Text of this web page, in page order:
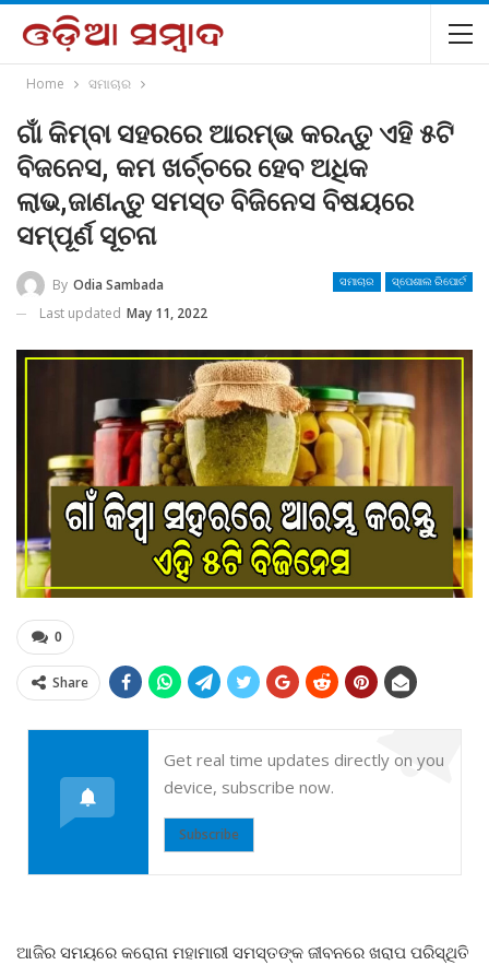
Home ସମାଚାର
ଗାଁ କିମ୍ବା ସହରରେ ଆରମ୍ଭ କରନ୍ତୁ ଏହି ୫ଟି
ବିଜନେସ, କମ ଖର୍ଚ୍ଚରେ ହେବ ଅଧିକ
ଲାଭ,ଜାଣନ୍ତୁ ସମସ୍ତ ବିଜିନେସ ବିଷୟରେ
ସମ୍ପୂର୍ଣ ସୂଚନା
ସମାଚାର ସ୍ପେଶାଲ ରିପୋର୍ଟ
By Odia Sambada
Last updated May 11, 2022
0
Share
Get real time updates directly on you
device, subscribe now.
Subscribe
ଆଜିର ସମୟରେ କରୋନା ମହାମାରୀ ସମସ୍ତଙ୍କ ଜୀବନରେ ଖରାପ ପରିସ୍ଥିତି